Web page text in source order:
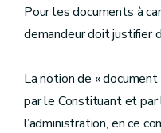
Pour les documents à
demandeur doit justifier
La notion de «
par le Constituant et
l’administration, en ce